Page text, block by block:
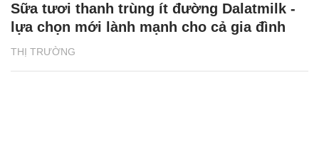
THỊ TRƯỜNG
Sữa tươi thanh trùng ít đường Dalatmilk -
lựa chọn mới lành mạnh cho cả gia đình